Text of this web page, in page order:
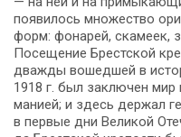
появилось мно­же­ство
форм: фонарей, ска­ме­ек,
По­се­ще­ние Брестской
два­жды во­шед­шей в
1918 г. был за­клю­чен
ма­ни­ей; и здесь дер­жал
в пер­вые дни Ве­ли­кой